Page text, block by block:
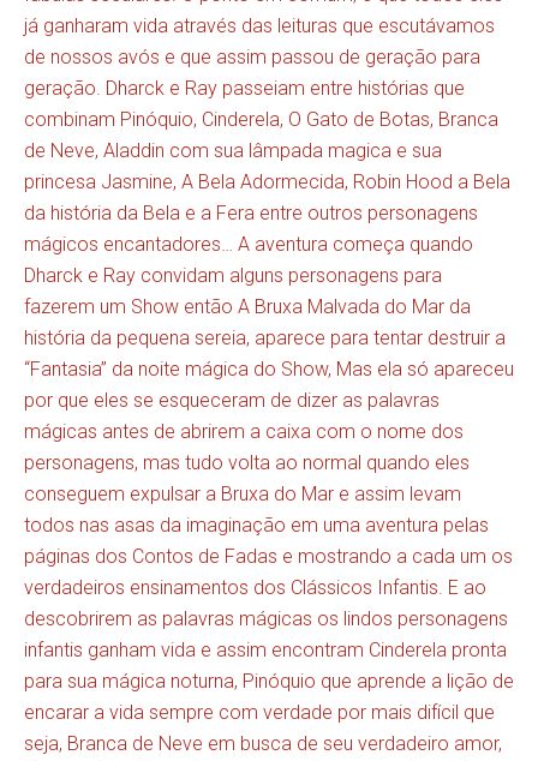
já ganharam vida através das leituras que escutávamos
de nossos avós e que assim passou de geração para
geração. Dharck e Ray passeiam entre histórias que
combinam Pinóquio, Cinderela, O Gato de Botas, Branca
de Neve, Aladdin com sua lâmpada magica e sua
princesa Jasmine, A Bela Adormecida, Robin Hood a Bela
da história da Bela e a Fera entre outros personagens
mágicos encantadores… A aventura começa quando
Dharck e Ray convidam alguns personagens para
fazerem um Show então A Bruxa Malvada do Mar da
história da pequena sereia, aparece para tentar destruir a
“Fantasia” da noite mágica do Show, Mas ela só apareceu
por que eles se esqueceram de dizer as palavras
mágicas antes de abrirem a caixa com o nome dos
personagens, mas tudo volta ao normal quando eles
conseguem expulsar a Bruxa do Mar e assim levam
todos nas asas da imaginação em uma aventura pelas
páginas dos Contos de Fadas e mostrando a cada um os
verdadeiros ensinamentos dos Clássicos Infantis. E ao
descobrirem as palavras mágicas os lindos personagens
infantis ganham vida e assim encontram Cinderela pronta
para sua mágica noturna, Pinóquio que aprende a lição de
encarar a vida sempre com verdade por mais difícil que
seja, Branca de Neve em busca de seu verdadeiro amor,